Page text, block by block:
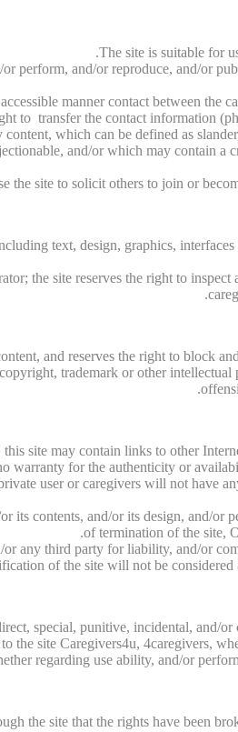
The site is suitable for
perform, and/or reproduce, and/or
manner contact between the
to transfer the contact information
which can be defined as
and/or which may contain
the site to solicit others to join or
text, design, graphics,
the site reserves the right to
and reserves the right to block
trademark or other
site may contain links to other
warranty for the authenticity or
user or caregivers will not have
its contents, and/or its design, and/
of termination of the site,
any third party for liability, and/or
of the site will not be
special, punitive, incidental, and/
the site Caregivers4u, 4caregivers,
regarding use ability, and/or
the site that the rights have been